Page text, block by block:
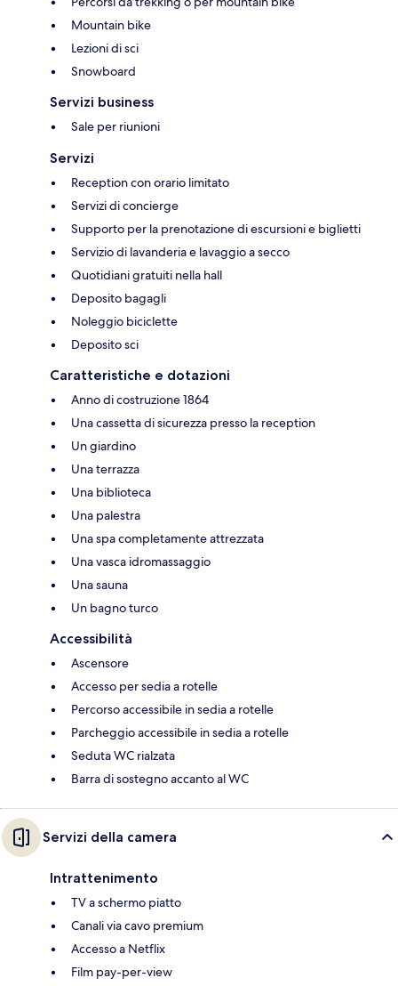
Mountain bike
Lezioni di sci
Snowboard
Servizi business
Sale per riunioni
Servizi
Reception con orario limitato
Servizi di concierge
Supporto per la prenotazione di escursioni e biglietti
Servizio di lavanderia e lavaggio a secco
Quotidiani gratuiti nella hall
Deposito bagagli
Noleggio biciclette
Deposito sci
Caratteristiche e dotazioni
Anno di costruzione 1864
Una cassetta di sicurezza presso la reception
Un giardino
Una terrazza
Una biblioteca
Una palestra
Una spa completamente attrezzata
Una vasca idromassaggio
Una sauna
Un bagno turco
Accessibilità
Ascensore
Accesso per sedia a rotelle
Percorso accessibile in sedia a rotelle
Parcheggio accessibile in sedia a rotelle
Seduta WC rialzata
Barra di sostegno accanto al WC
Servizi della camera
Intrattenimento
TV a schermo piatto
Canali via cavo premium
Accesso a Netflix
Film pay-per-view